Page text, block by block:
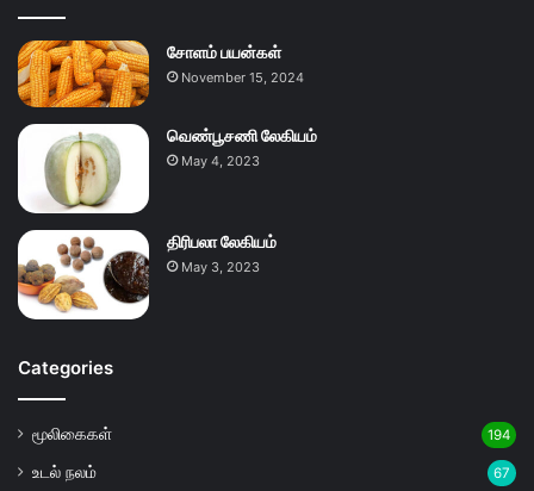
சோளம் பயன்கள்
November 15, 2024
வெண்பூசணி லேகியம்
May 4, 2023
திரிபலா லேகியம்
May 3, 2023
Categories
மூலிகைகள் 194
உடல் நலம் 67